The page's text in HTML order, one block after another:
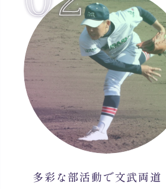
多彩な部活動で文武両道